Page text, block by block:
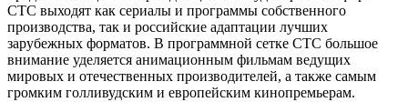
СТС выходят как сериалы и программы собственного
производства, так и российские адаптации лучших
зарубежных форматов. В программной сетке СТС большое
внимание уделяется анимационным фильмам ведущих
мировых и отечественных производителей, а также самым
громким голливудским и европейским кинопремьерам.